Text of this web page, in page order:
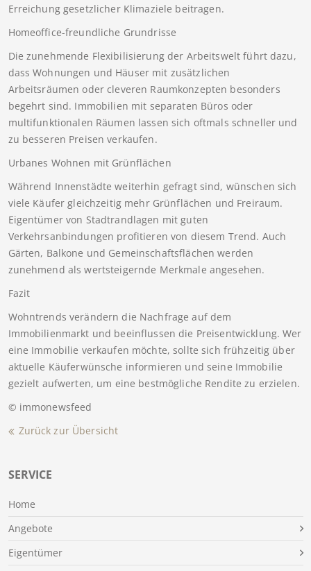
SERVICE
Home
Angebote
Eigentümer
Erreichung gesetzlicher Klimaziele beitragen.
Homeoffice-freundliche Grundrisse
Die zunehmende Flexibilisierung der Arbeitswelt führt dazu,
dass Wohnungen und Häuser mit zusätzlichen
Arbeitsräumen oder cleveren Raumkonzepten besonders
begehrt sind. Immobilien mit separaten Büros oder
multifunktionalen Räumen lassen sich oftmals schneller und
zu besseren Preisen verkaufen.
Urbanes Wohnen mit Grünflächen
Während Innenstädte weiterhin gefragt sind, wünschen sich
viele Käufer gleichzeitig mehr Grünflächen und Freiraum.
Eigentümer von Stadtrandlagen mit guten
Verkehrsanbindungen profitieren von diesem Trend. Auch
Gärten, Balkone und Gemeinschaftsflächen werden
zunehmend als wertsteigernde Merkmale angesehen.
Fazit
Wohntrends verändern die Nachfrage auf dem
Immobilienmarkt und beeinflussen die Preisentwicklung. Wer
eine Immobilie verkaufen möchte, sollte sich frühzeitig über
aktuelle Käuferwünsche informieren und seine Immobilie
gezielt aufwerten, um eine bestmögliche Rendite zu erzielen.
© immonewsfeed
Zurück zur Übersicht